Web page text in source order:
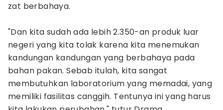
zat berbahaya.
"Dan kita sudah ada lebih 2.350-an produk luar
negeri yang kita tolak karena kita menemukan
kandungan kandungan yang berbahaya pada
bahan pakan. Sebab itulah, kita sangat
membutuhkan laboratorium yang memadai, yang
memiliki fasilitas canggih. Tentunya ini yang harus